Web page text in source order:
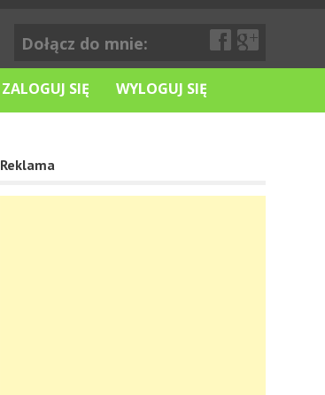
Dołącz do mnie:
ZALOGUJ SIĘ WYLOGUJ SIĘ
Reklama